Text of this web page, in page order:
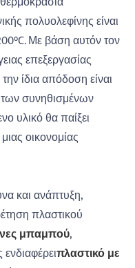
πολυολεφίνης είναι
Με βάση αυτόν τον
επεξεργασίας
ίδια απόδοση είναι
συνηθισμένων
υλικό θα παίξει
οικονομίας
και ανάπτυξη,
πλαστικού
μπαμπού,
πλαστικό με